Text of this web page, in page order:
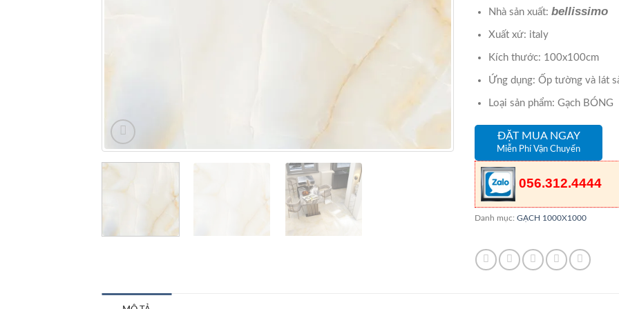
Nhà sản xuất: bellissimo
Xuất xứ: italy
Kích thước: 100x100cm
Ứng dụng: Ốp tường và lát
Loại sản phẩm: Gạch BÓNG
ĐẶT MUA NGAY
Miễn Phí Vận Chuyển
056.312.4444
Danh mục: GẠCH 1000X1000